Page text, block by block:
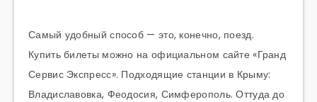
Самый удобный способ — это, конечно, поезд.
Купить билеты можно на официальном сайте «Гранд
Сервис Экспресс». Подходящие станции в Крыму:
Владиславовка, Феодосия, Симферополь. Оттуда до